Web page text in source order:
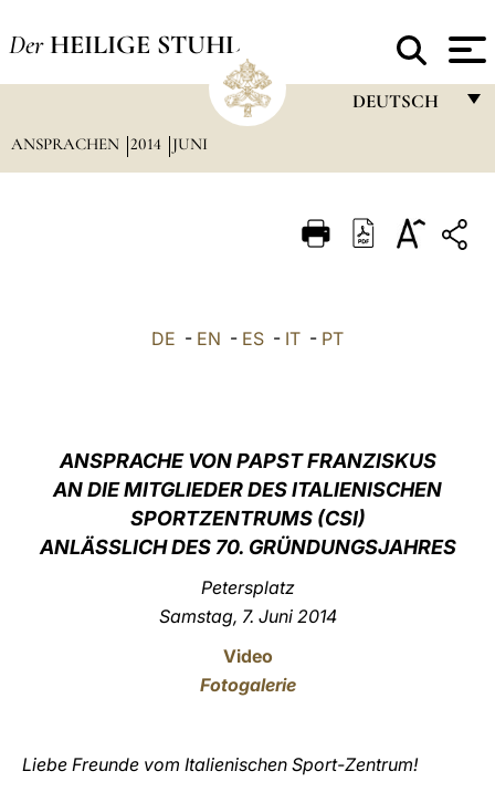
Der HEILIGE STUHL
DEUTSCH
ITALIANO
中文
LATINE
ANSPRACHEN 2014 JUNI
DE - EN - ES - IT - PT
ANSPRACHE VON PAPST FRANZISKUS
AN DIE MITGLIEDER DES ITALIENISCHEN
SPORTZENTRUMS (CSI)
ANLÄSSLICH DES 70. GRÜNDUNGSJAHRES
Petersplatz
Samstag, 7. Juni 2014
Video
Fotogalerie
Liebe Freunde vom Italienischen Sport-Zentrum!